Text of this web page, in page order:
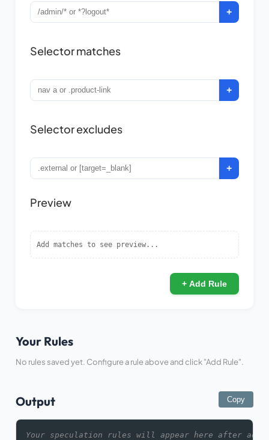
+
Selector matches
+
Selector excludes
+
Preview
Add matches to see preview...
+ Add Rule
Your Rules
No rules saved yet. Configure a rule above and click "Add Rule".
Output Copy
Your speculation rules will appear here after